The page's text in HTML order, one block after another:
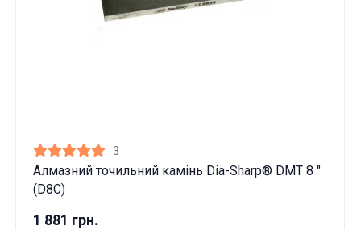
3
Алмазний точильний камінь Dia-Sharp® DMT 8 "
(D8C)
1 881 грн.